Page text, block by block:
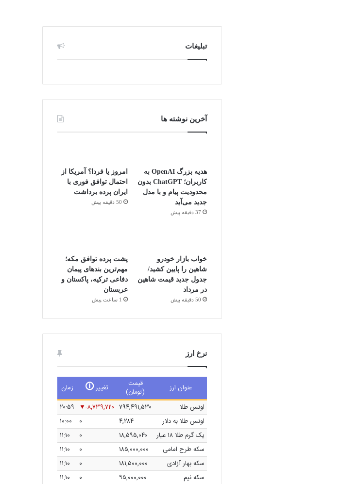
تبلیغات
آخرین نوشته ها
هدیه بزرگ OpenAI به
کاربران؛ ChatGPT بدون
محدودیت پیام و با مدل
جدید می‌آید
37 دقیقه پیش
امروز یا فردا؟ آمریکا از
احتمال توافق فوری با
ایران پرده برداشت
50 دقیقه پیش
خواب بازار خودرو
شاهین را پایین کشید/
جدول جدید قیمت شاهین
در مرداد
50 دقیقه پیش
پشت پرده توافق مکه؛
مهم‌ترین بندهای پیمان
دفاعی ترکیه، پاکستان و
عربستان
1 ساعت پیش
نرخ ارز
عنوان ارز
قیمت
(تومان)
تغییر🛈
زمان
اونس طلا
۷۹۴,۴۹۱,۵۳۰ -۸,۷۳۹,۷۲۰
۲۰:۵۹
اونس طلا به دلار
۴,۲۸۴ ۰
۱۰:۰۰
یک گرم طلا ۱۸ عیار
۱۸,۵۹۵,۰۴۰ ۰
۱۱:۱۰
سکه طرح امامی
۱۸۵,۰۰۰,۰۰۰ ۰
۱۱:۱۰
سکه بهار آزادی
۱۸۱,۵۰۰,۰۰۰ ۰
۱۱:۱۰
سکه نیم
۹۵,۰۰۰,۰۰۰ ۰
۱۱:۱۰